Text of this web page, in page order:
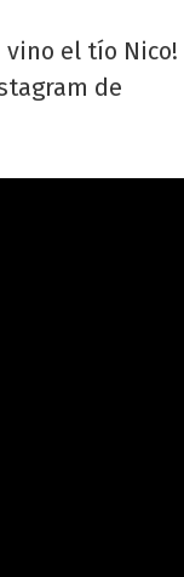
vino el tío Nico!
de